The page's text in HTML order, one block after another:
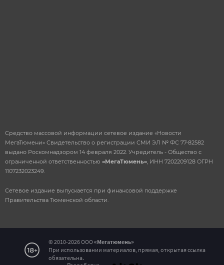
Сетевое издание выпускается при финансовой поддержке
Правительства Тюменской области.
Средство массовой информации сетевое издание «Новости
МегаТюмени» Свидетельство о регистрации СМИ ЭЛ № ФС 77-82582
выдано Роскомнадзором 14 февраля 2022. Учредитель - Общество с
ограниченной ответственностью «МегаТюмень» , ИНН 7202209128 ОГРН
1107232023249.
© 2010-2026 ООО«Мегатюмень»
При использовании материалов, прямая, открытая ссылка
обязательна.
Сообщение об ошибке на